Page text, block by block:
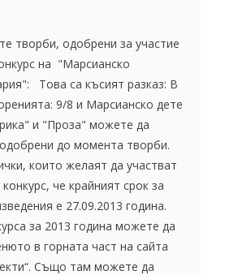
творби, одобрени за участие
на "Марсианско
Това са късият разказ: В
9/8 и Марсианско дете
и "Проза" можете да
до момента творби.
които желаят да участват
че крайният срок за
е 27.09.2013 година.
за 2013 година можете да
в горната част на сайта
Също там можете да